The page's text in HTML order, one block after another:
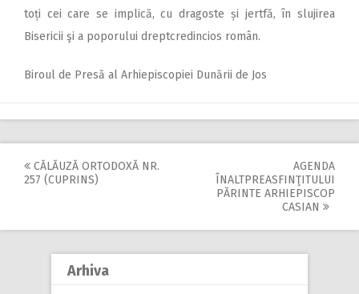
toți cei care se implică, cu dragoste și jertfă, în slujirea
Bisericii şi a poporului dreptcredincios român.
Biroul de Presă al Arhiepiscopiei Dunării de Jos
Post
CĂLĂUZĂ ORTODOXĂ NR.
257 (CUPRINS)
AGENDA
ÎNALTPREASFINŢITULUI
PĂRINTE ARHIEPISCOP
CASIAN
Arhiva